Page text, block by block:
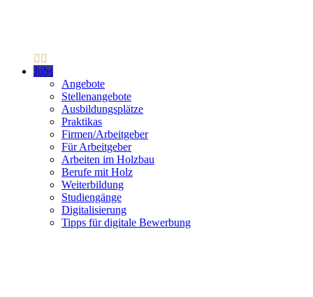
Jobs
Angebote
Stellenangebote
Ausbildungsplätze
Praktikas
Firmen/Arbeitgeber
Für Arbeitgeber
Arbeiten im Holzbau
Berufe mit Holz
Weiterbildung
Studiengänge
Digitalisierung
Tipps für digitale Bewerbung